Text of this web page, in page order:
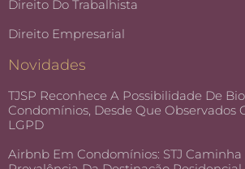
Direito Do Trabalhista
Direito Empresarial
Novidades
TJSP Reconhece A Possibilidade De
Condomínios, Desde Que Observados
LGPD
Airbnb Em Condomínios: STJ